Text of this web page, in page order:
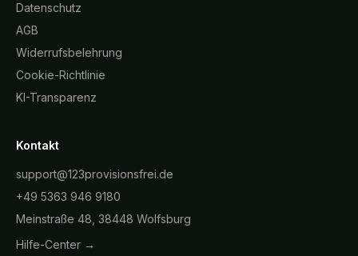
Datenschutz
AGB
Widerrufsbelehrung
Cookie-Richtlinie
KI-Transparenz
Kontakt
support@123provisionsfrei.de
+49 5363 946 9180
Meinstraße 48, 38448 Wolfsburg
Hilfe-Center →